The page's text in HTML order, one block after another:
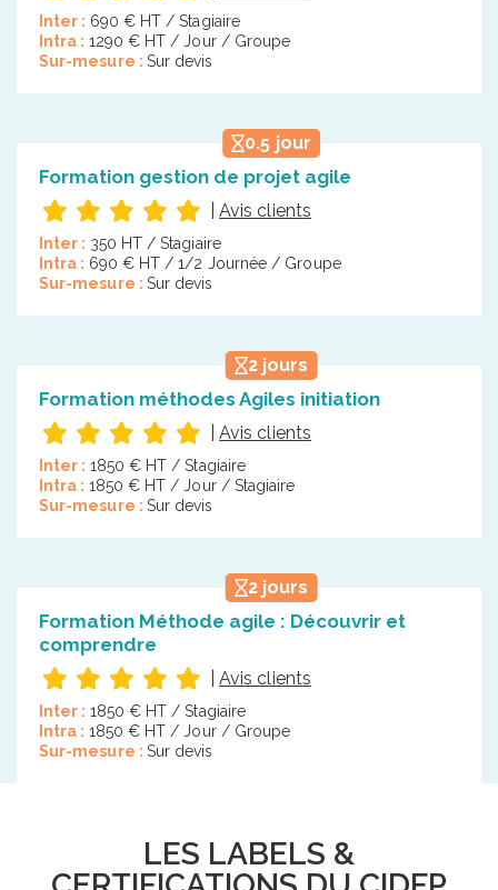
Inter : 690 € HT / Stagiaire
Intra : 1290 € HT / Jour / Groupe
Sur-mesure : Sur devis
0.5 jour
Formation gestion de projet agile
Avis clients
Inter : 350 HT / Stagiaire
Intra : 690 € HT / 1/2 Journée / Groupe
Sur-mesure : Sur devis
2 jours
Formation méthodes Agiles initiation
Avis clients
Inter : 1850 € HT / Stagiaire
Intra : 1850 € HT / Jour / Stagiaire
Sur-mesure : Sur devis
2 jours
Formation Méthode agile : Découvrir et
comprendre
Avis clients
Inter : 1850 € HT / Stagiaire
Intra : 1850 € HT / Jour / Groupe
Sur-mesure : Sur devis
LES LABELS &